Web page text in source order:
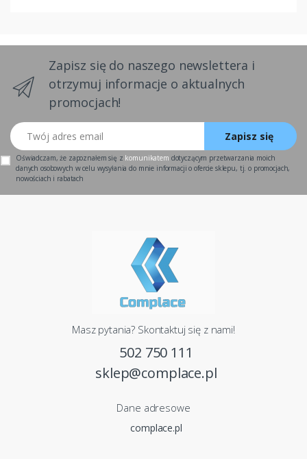
Zapisz się do naszego newslettera i
otrzymuj informacje o aktualnych
promocjach!
Twój adres email
Zapisz się
Oświadczam, że zapoznałem się z komunikatem dotyczącym przetwarzania moich
danych osobowych w celu wysyłania do mnie informacji o ofercie sklepu, tj. o promocjach,
nowościach i rabatach
Masz pytania? Skontaktuj się z nami!
502 750 111
sklep@complace.pl
Dane adresowe
complace.pl